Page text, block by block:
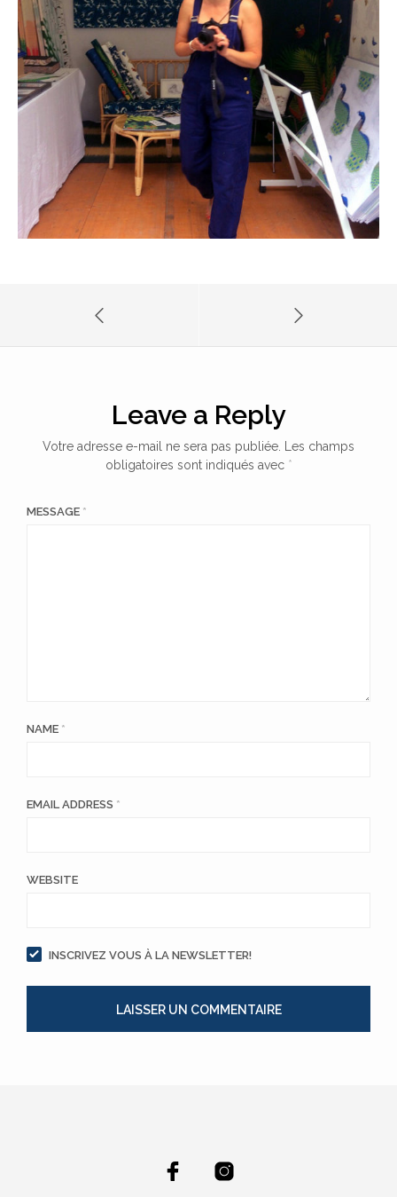
Leave a Reply
Votre adresse e-mail ne sera pas publiée. Les champs
obligatoires sont indiqués avec *
MESSAGE *
NAME *
EMAIL ADDRESS *
WEBSITE
INSCRIVEZ VOUS À LA NEWSLETTER!